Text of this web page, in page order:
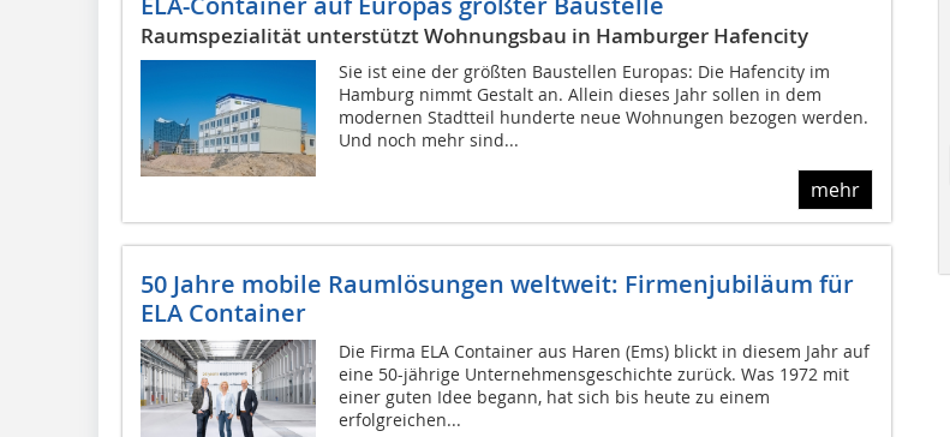
Raumspezialität unterstützt Wohnungsbau in Hamburger Hafencity
Sie ist eine der größten Baustellen Europas: Die Hafencity im
Hamburg nimmt Gestalt an. Allein dieses Jahr sollen in dem
modernen Stadtteil hunderte neue Wohnungen bezogen werden.
Und noch mehr sind...
mehr
50 Jahre mobile Raumlösungen weltweit: Firmenjubiläum für
ELA Container
Die Firma ELA Container aus Haren (Ems) blickt in diesem Jahr auf
eine 50-jährige Unternehmensgeschichte zurück. Was 1972 mit
einer guten Idee begann, hat sich bis heute zu einem
erfolgreichen...